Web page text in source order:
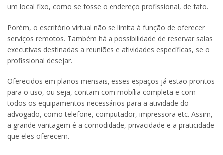
um local fixo, como se fosse o endereço profissional, de fato.
Porém, o escritório virtual não se limita à função de oferecer
serviços remotos. Também há a possibilidade de reservar salas
executivas destinadas a reuniões e atividades específicas, se o
profissional desejar.
Oferecidos em planos mensais, esses espaços já estão prontos
para o uso, ou seja, contam com mobília completa e com
todos os equipamentos necessários para a atividade do
advogado, como telefone, computador, impressora etc. Assim,
a grande vantagem é a comodidade, privacidade e a praticidade
que eles oferecem.